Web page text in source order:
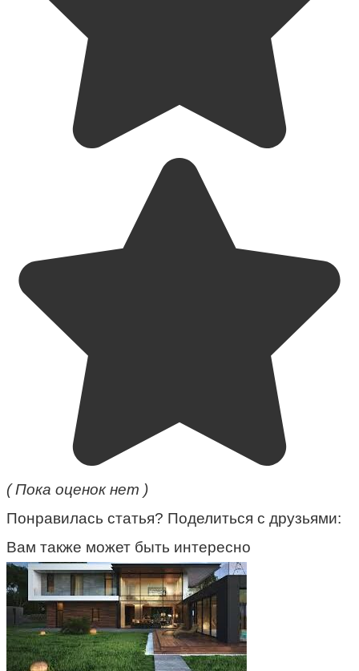
( Пока оценок нет )
Понравилась статья? Поделиться с друзьями:
Вам также может быть интересно